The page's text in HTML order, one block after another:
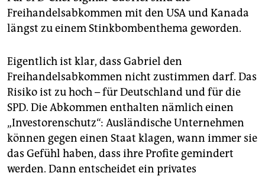
epaper login
Freihandelsabkommen mit den USA und Kanada
längst zu einem Stinkbombenthema geworden.
Eigentlich ist klar, dass Gabriel den
Freihandelsabkommen nicht zustimmen darf. Das
Risiko ist zu hoch – für Deutschland und für die
SPD. Die Abkommen enthalten nämlich einen
„Investorenschutz“: Ausländische Unternehmen
können gegen einen Staat klagen, wann immer sie
das Gefühl haben, dass ihre Profite gemindert
werden. Dann entscheidet ein privates